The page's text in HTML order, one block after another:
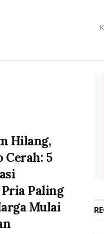
Hilang,
Cerah: 5
Paling
Mulai